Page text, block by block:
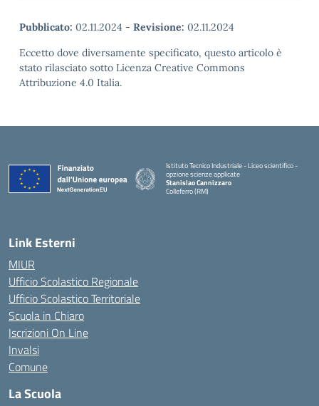
Pubblicato: 02.11.2024 - Revisione: 02.11.2024
Eccetto dove diversamente specificato, questo articolo è
stato rilasciato sotto Licenza Creative Commons
Attribuzione 4.0 Italia.
Istituto Tecnico Industriale - Liceo scientifico -
opzione scienze applicate
Stanislao Cannizzaro
Colleferro (RM)
Link Esterni
MIUR
Ufficio Scolastico Regionale
Ufficio Scolastico Territoriale
Scuola in Chiaro
Iscrizioni On Line
Invalsi
Comune
La Scuola